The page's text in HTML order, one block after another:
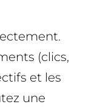
(clics,
et les
une